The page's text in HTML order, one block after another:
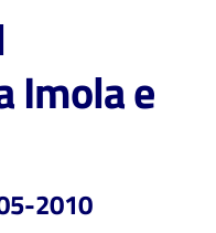
Imola e
2010